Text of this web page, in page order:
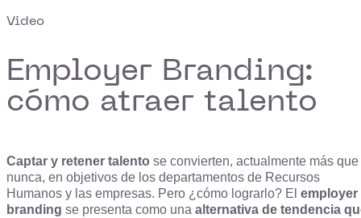
Video
Employer Branding:
cómo atraer talento
Captar y retener talento se convierten, actualmente más que
nunca, en objetivos de los departamentos de Recursos
Humanos y las empresas. Pero ¿cómo lograrlo? El employer
branding se presenta como una alternativa de tendencia